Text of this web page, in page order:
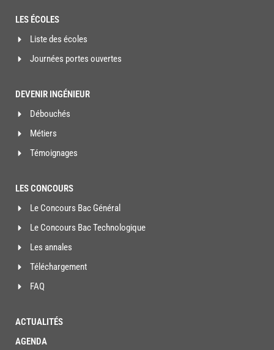
LES ÉCOLES
Liste des écoles
Journées portes ouvertes
DEVENIR INGÉNIEUR
Débouchés
Métiers
Témoignages
LES CONCOURS
Le Concours Bac Général
Le Concours Bac Technologique
Les annales
Téléchargement
FAQ
ACTUALITÉS
AGENDA